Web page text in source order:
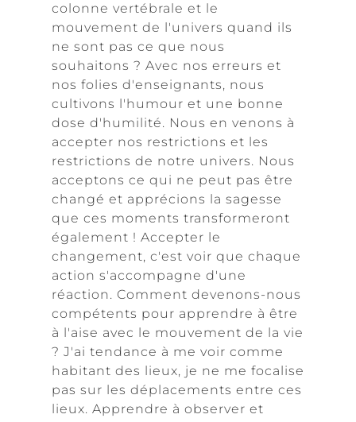
colonne vertébrale et le
mouvement de l'univers quand ils
ne sont pas ce que nous
souhaitons ? Avec nos erreurs et
nos folies d'enseignants, nous
cultivons l'humour et une bonne
dose d'humilité. Nous en venons à
accepter nos restrictions et les
restrictions de notre univers. Nous
acceptons ce qui ne peut pas être
changé et apprécions la sagesse
que ces moments transformeront
également ! Accepter le
changement, c'est voir que chaque
action s'accompagne d'une
réaction. Comment devenons-nous
compétents pour apprendre à être
à l'aise avec le mouvement de la vie
? J'ai tendance à me voir comme
habitant des lieux, je ne me focalise
pas sur les déplacements entre ces
lieux. Apprendre à observer et